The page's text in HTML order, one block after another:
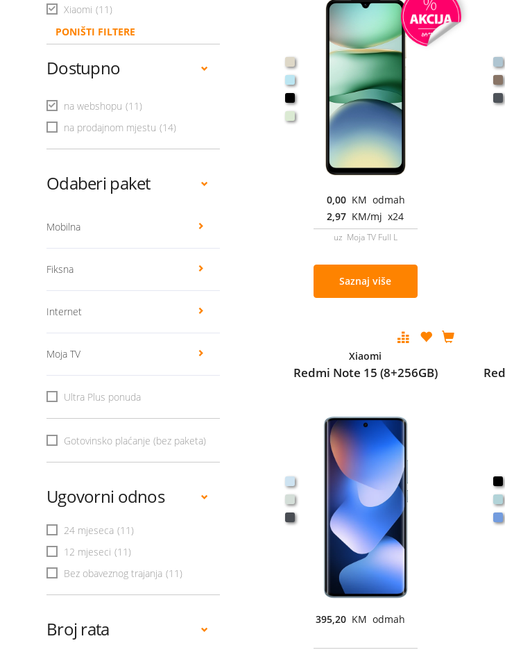
Xiaomi (11)
PONIŠTI FILTERE
Dostupno
na webshopu (11)
na prodajnom mjestu (14)
Odaberi paket
Mobilna
Fiksna
Internet
Moja TV
Ultra Plus ponuda
Gotovinsko plaćanje (bez paketa)
Ugovorni odnos
24 mjeseca (11)
12 mjeseci (11)
Bez obaveznog trajanja (11)
Broj rata
0,00 KM odmah
2,97 KM/mj x24
uz Moja TV Full L
Saznaj više
Xiaomi
Redmi Note 15 (8+256GB)
395,20 KM odmah